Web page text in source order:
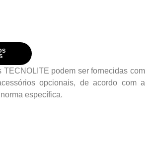
TECNOLITE podem ser fornecidas com
opcionais, de acordo com a
específica.